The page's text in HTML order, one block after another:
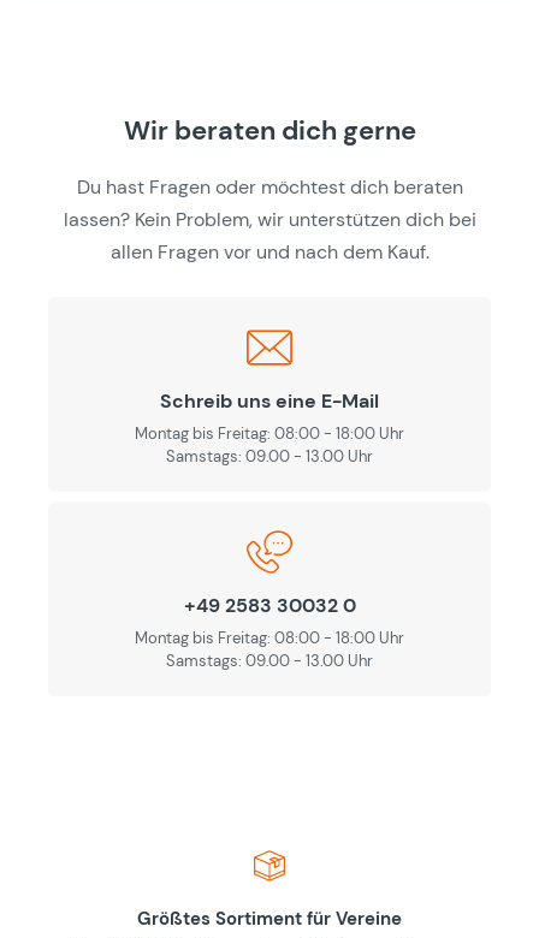
Wir beraten dich gerne
Du hast Fragen oder möchtest dich beraten
lassen? Kein Problem, wir unterstützen dich bei
allen Fragen vor und nach dem Kauf.
Schreib uns eine E-Mail
Montag bis Freitag: 08:00 - 18:00 Uhr
Samstags: 09.00 - 13.00 Uhr
+49 2583 30032 0
Montag bis Freitag: 08:00 - 18:00 Uhr
Samstags: 09.00 - 13.00 Uhr
Größtes Sortiment für Vereine